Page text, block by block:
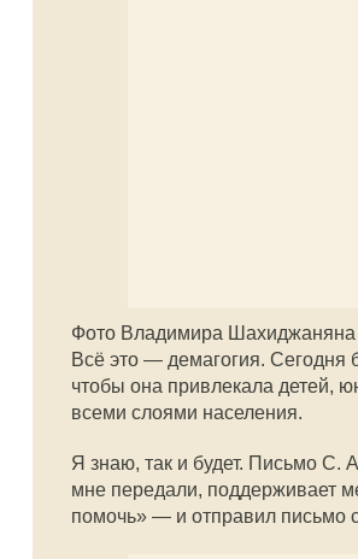
Фото Владимира Шахиджаняна
Всё это — демагогия. Сегодня
чтобы она привлекала детей,
всеми слоями населения.
Я знаю, так и будет. Письмо С.
мне передали, поддерживает
помочь» — и отправил письмо